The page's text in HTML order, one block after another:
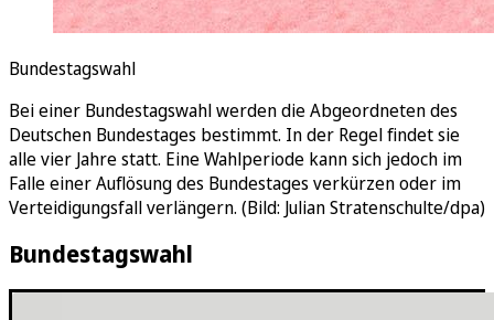
Bundestagswahl
Bei einer Bundestagswahl werden die Abgeordneten des
Deutschen Bundestages bestimmt. In der Regel findet sie
alle vier Jahre statt. Eine Wahlperiode kann sich jedoch im
Falle einer Auflösung des Bundestages verkürzen oder im
Verteidigungsfall verlängern. (Bild: Julian Stratenschulte/dpa)
Bundestagswahl